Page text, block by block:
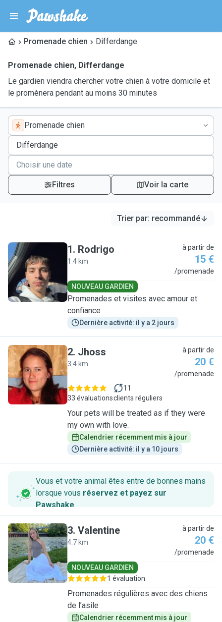
Promenade chien Differdange
Promenade chien, Differdange
Le gardien viendra chercher votre chien à votre domicile et
le promènera pendant au moins 30 minutes
Promenade chien
Filtres Voir la carte
Trier par: recommandé
R
1. Rodrigo
1.4 km
à partir de
15 €
/promenade
NOUVEAU GARDIEN
Promenades et visites avec amour et
confiance
Dernière activité: il y a 2 jours
J
2. Jhoss
3.4 km
à partir de
20 €
/promenade
33 évaluations
11
clients réguliers
Your pets will be treated as if they were
my own with love.
Calendrier récemment mis à jour
Dernière activité: il y a 10 jours
Vous et votre animal êtes entre de bonnes mains
lorsque vous réservez et payez sur
Pawshake.
V
3. Valentine
4.7 km
à partir de
20 €
/promenade
NOUVEAU GARDIEN
1 évaluation
Promenades régulières avec des chiens
de l’asile
Calendrier récemment mis à jour